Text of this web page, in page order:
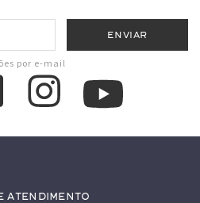
por e-mail
Atendimento